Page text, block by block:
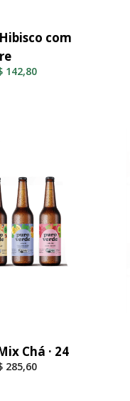
com
142,80
Chá · 24
285,60